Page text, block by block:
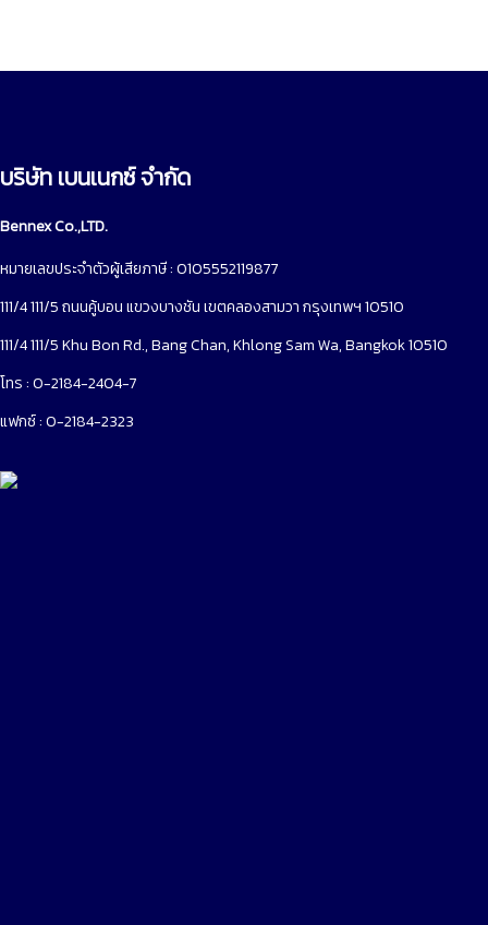
บริษัท เบนเนกซ์ จำกัด
Bennex Co.,LTD.
หมายเลขประจำตัวผู้เสียภาษี : 0105552119877
111/4 111/5 ถนนคู้บอน แขวงบางชัน เขตคลองสามวา กรุงเทพฯ 10510
111/4 111/5 Khu Bon Rd., Bang Chan, Khlong Sam Wa, Bangkok 10510
โทร : 0-2184-2404-7
แฟกซ์ : 0-2184-2323